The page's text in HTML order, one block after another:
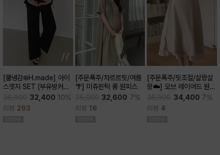
[쿨냉감❄️H.made] 아이
스엣지 SET (부유방커버/
쿨세트/코디활용굿/출근
룩,데일리룩)
32,400 10%
리뷰 293
[주문폭주/차르르핏/여름
🌴] 미쥬핀턱 롱 원피스
32,600 7%
리뷰 16
[주문폭주/핏조절/살랑살
랑☁️] 오브 레이어드 원피
34,400 7%
리뷰 4